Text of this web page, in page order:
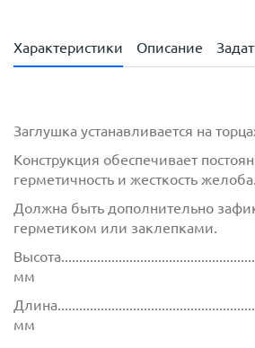
Характеристики Описание
Заглушка устанавливается на
Конструкция обеспечивает
герметичность и жесткость желоба.
Должна быть дополнительно
герметиком или заклепками.
мм
мм